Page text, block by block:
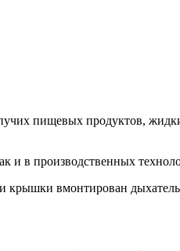
пищевых продуктов,
и в производственных
крышки вмонтирован